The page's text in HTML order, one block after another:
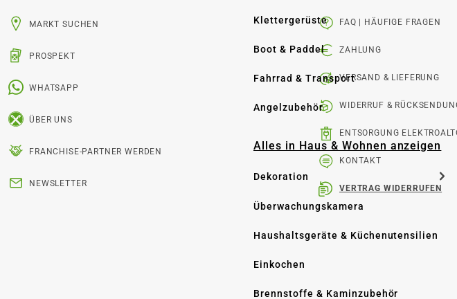
Klettergerüste
Boot & Paddel
Fahrrad & Transport
Angelzubehör
Alles in Haus & Wohnen anzeigen
Dekoration
Überwachungskamera
Haushaltsgeräte & Küchenutensilien
Einkochen
Brennstoffe & Kaminzubehör
MARKT SUCHEN
PROSPEKT
WHATSAPP
ÜBER UNS
FRANCHISE-PARTNER WERDEN
NEWSLETTER
FAQ | HÄUFIGE FRAGEN
ZAHLUNG
VERSAND & LIEFERUNG
WIDERRUF &
ENTSORGUNG
KONTAKT
VERTRAG WIDERRUFEN